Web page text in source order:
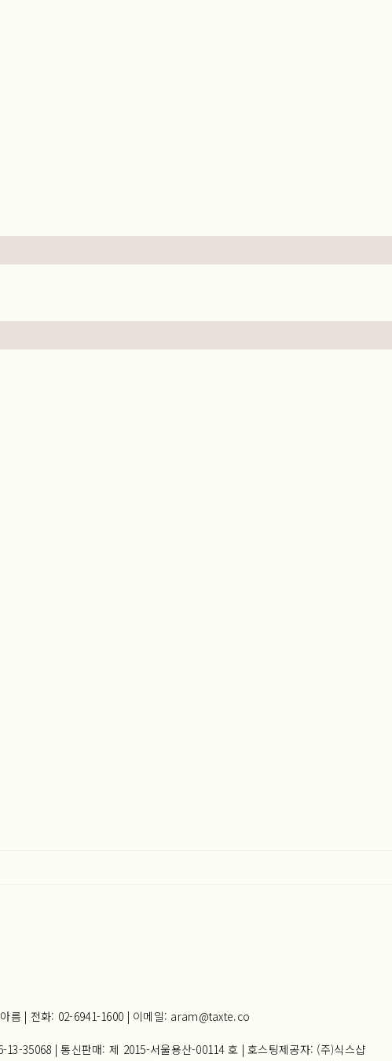
름 | 전화: 02-6941-1600 | 이메일: aram@taxte.co
13-35068 | 통신판매: 제 2015-서울용산-00114 호 | 호스팅제공자: (주)식스샵